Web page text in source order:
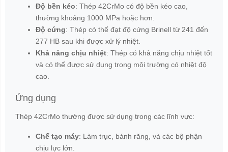
Thép thanh vuông, thanh hình cacbon, hợp kim
Thép tròn hợp kim
FANPAGE FACEBOOK